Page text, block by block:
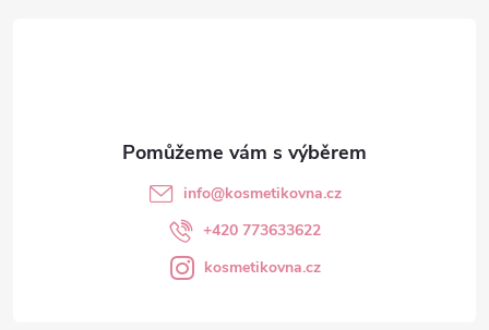
info@kosmetikovna.cz
+420 773633622
kosmetikovna.cz